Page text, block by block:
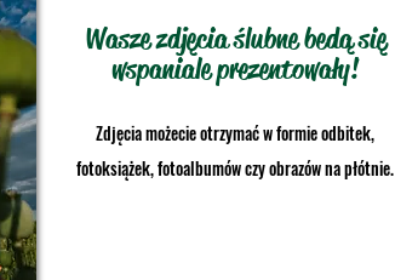
Wasze zdjęcia ślubne bedą się
wspaniale prezentowały!
Zdjęcia możecie otrzymać w formie odbitek,
fotoksiążek, fotoalbumów czy obrazów na płótnie.